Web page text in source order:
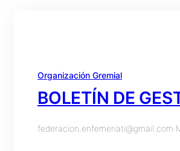
Organización Gremial
BOLETÍN DE
federacion.enfemeriati@gmail.com·